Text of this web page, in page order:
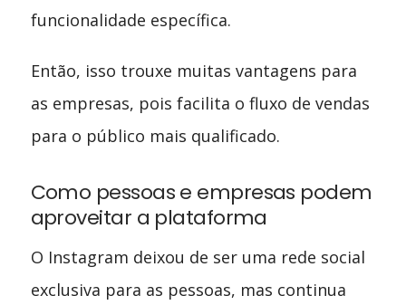
funcionalidade específica.
Então, isso trouxe muitas vantagens para
as empresas, pois facilita o fluxo de vendas
para o público mais qualificado.
Como pessoas e empresas podem
aproveitar a plataforma
O Instagram deixou de ser uma rede social
exclusiva para as pessoas, mas continua